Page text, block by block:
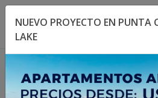
Toggle navigation menu
NUEVO PROYECTO EN PUNTA
LAKE